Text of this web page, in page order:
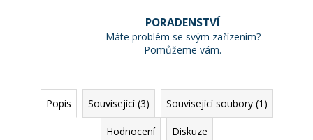
PORADENSTVÍ
Máte problém se svým zařízením?
Pomůžeme vám.
Popis Související (3) Související soubory (1)
Hodnocení Diskuze